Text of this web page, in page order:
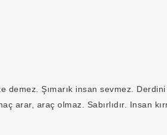
demez. Şımarık insan sevmez.
arar, araç olmaz. Sabırlıdır. Insan